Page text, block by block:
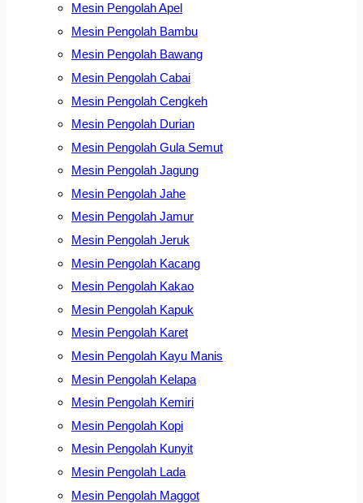
Mesin Pengolah Apel
Mesin Pengolah Bambu
Mesin Pengolah Bawang
Mesin Pengolah Cabai
Mesin Pengolah Cengkeh
Mesin Pengolah Durian
Mesin Pengolah Gula Semut
Mesin Pengolah Jagung
Mesin Pengolah Jahe
Mesin Pengolah Jamur
Mesin Pengolah Jeruk
Mesin Pengolah Kacang
Mesin Pengolah Kakao
Mesin Pengolah Kapuk
Mesin Pengolah Karet
Mesin Pengolah Kayu Manis
Mesin Pengolah Kelapa
Mesin Pengolah Kemiri
Mesin Pengolah Kopi
Mesin Pengolah Kunyit
Mesin Pengolah Lada
Mesin Pengolah Maggot